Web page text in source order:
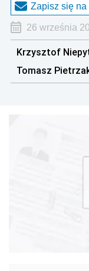
Zapisz się na
26 września
Krzysztof
Tomasz